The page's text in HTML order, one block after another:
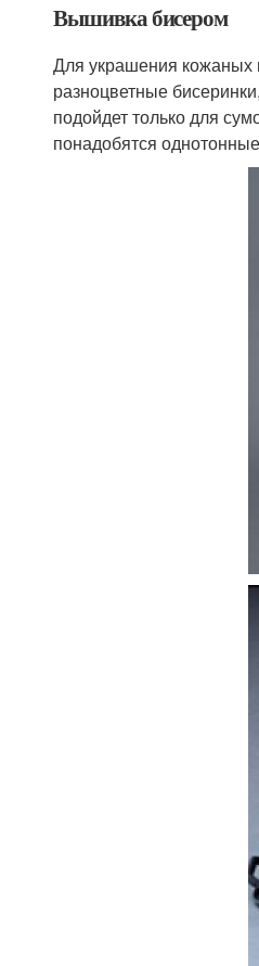
Вышивка бисером
Для украшения кожаных
разноцветные
подойдет только для
понадобятся